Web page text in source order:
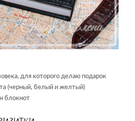
для которого делаю подарок
(черный, белый и желтый)
блокнот